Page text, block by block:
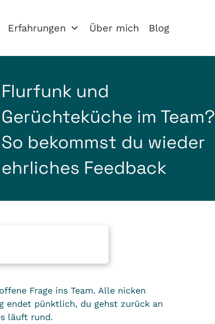
Erfahrungen Über mich Blog
Flurfunk und
Gerüchteküche im Team?
So bekommst du wieder
ehrliches Feedback
Frage ins Team. Alle nicken
endet pünktlich, du gehst zurück an
läuft rund.